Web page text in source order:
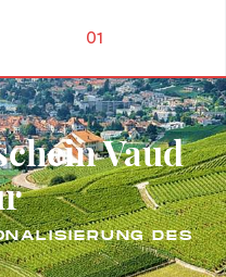
01
Vaud
DES